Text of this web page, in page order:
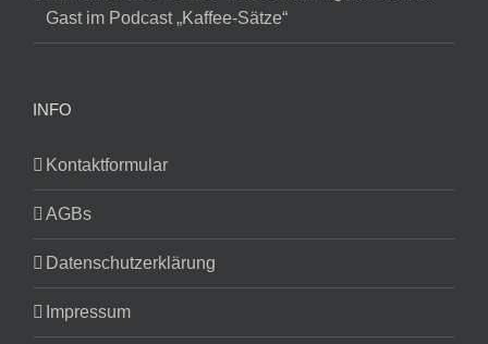
Gast im Podcast „Kaffee-Sätze“
INFO
Kontaktformular
AGBs
Datenschutzerklärung
Impressum